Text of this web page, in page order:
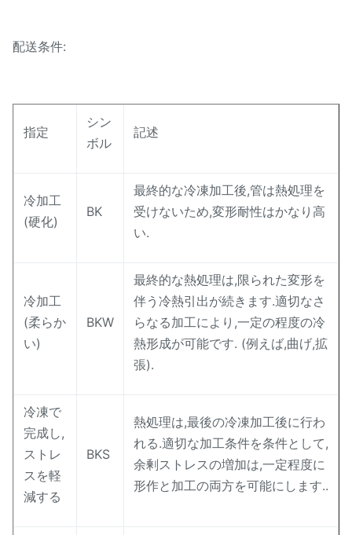
配送条件:
指定
シン
ボル
記述
冷加工
(硬化)
BK
最終的な冷凍加工後,管は熱処理を
受けないため,変形耐性はかなり高
い.
冷加工
(柔らか
い)
BKW
最終的な熱処理は,限られた変形を
伴う冷熱引出が続きます.適切なさ
らなる加工により,一定の程度の冷
熱形成が可能です. (例えば,曲げ,拡
張).
冷凍で
完成し,
ストレ
スを軽
減する
BKS
熱処理は,最後の冷凍加工後に行わ
れる.適切な加工条件を条件として,
余剰ストレスの増加は,一定程度に
形作と加工の両方を可能にします..